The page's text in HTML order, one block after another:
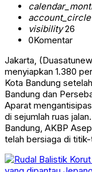
account_circle
visibility26
0Komentar
Jakarta,
menyiapkan 1.380
Kota Bandung
Bandung dan
Aparat
di sejumlah ruas
Bandung, AKBP
telah bersiaga di